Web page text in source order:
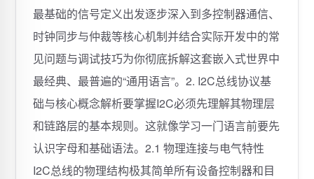
最基础的信号定义出发逐步深入到多控制器通信、
时钟同步与仲裁等核心机制并结合实际开发中的常
见问题与调试技巧为你彻底拆解这套嵌入式世界中
最经典、最普遍的“通用语言”。2. I2C总线协议基
础与核心概念解析要掌握I2C必须先理解其物理层
和链路层的基本规则。这就像学习一门语言前要先
认识字母和基础语法。2.1 物理连接与电气特性
I2C总线的物理结构极其简单所有设备控制器和目